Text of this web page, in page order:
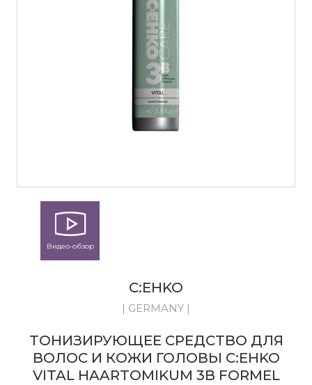
Видео-обзор
C:EHKO
| GERMANY |
ТОНИЗИРУЮЩЕЕ СРЕДСТВО ДЛЯ
ВОЛОС И КОЖИ ГОЛОВЫ C:EHKO
VITAL HAARTOMIKUM 3B FORMEL